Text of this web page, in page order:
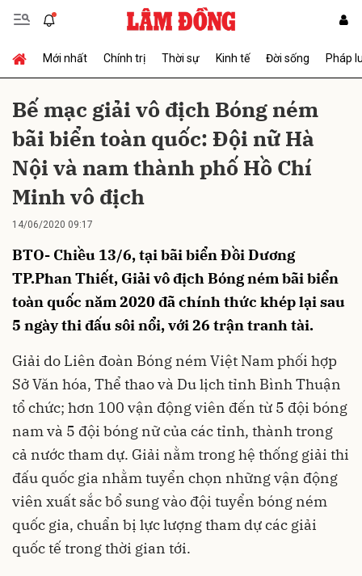
Mới nhất Chính trị Thời sự Kinh tế Đời sống Pháp
Bế mạc giải vô địch Bóng ném
bãi biển toàn quốc: Đội nữ Hà
Nội và nam thành phố Hồ Chí
Minh vô địch
14/06/2020 09:17
BTO- Chiều 13/6, tại bãi biển Đồi Dương
TP.Phan Thiết, Giải vô địch Bóng ném bãi biển
toàn quốc năm 2020 đã chính thức khép lại sau
5 ngày thi đấu sôi nổi, với 26 trận tranh tài.
Giải do Liên đoàn Bóng ném Việt Nam phối hợp
Sở Văn hóa, Thể thao và Du lịch tỉnh Bình Thuận
tổ chức; hơn 100 vận động viên đến từ 5 đội bóng
nam và 5 đội bóng nữ của các tỉnh, thành trong
cả nước tham dự. Giải nằm trong hệ thống giải thi
đấu quốc gia nhằm tuyển chọn những vận động
viên xuất sắc bổ sung vào đội tuyển bóng ném
quốc gia, chuẩn bị lực lượng tham dự các giải
quốc tế trong thời gian tới.
Gửi bình luận